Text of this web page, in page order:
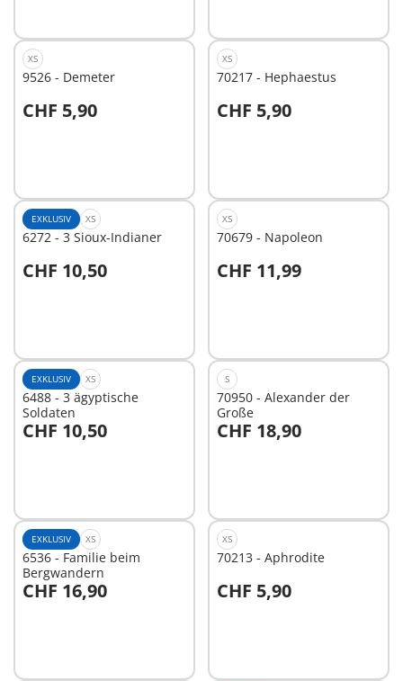
XS
9526 - Demeter
CHF 5,90
In den Warenkorb
XS
70217 - Hephaestus
CHF 5,90
In den Warenkorb
EXKLUSIV XS
6272 - 3 Sioux-Indianer
CHF 10,50
In den Warenkorb
XS
70679 - Napoleon
CHF 11,99
In den Warenkorb
EXKLUSIV XS
6488 - 3 ägyptische
Soldaten
CHF 10,50
In den Warenkorb
S
70950 - Alexander der
Große
CHF 18,90
In den Warenkorb
EXKLUSIV XS
6536 - Familie beim
Bergwandern
CHF 16,90
In den Warenkorb
XS
70213 - Aphrodite
CHF 5,90
In den Warenkorb